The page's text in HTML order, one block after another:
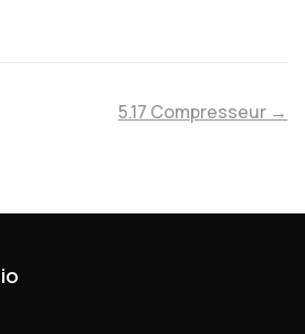
5.17 Compresseur →